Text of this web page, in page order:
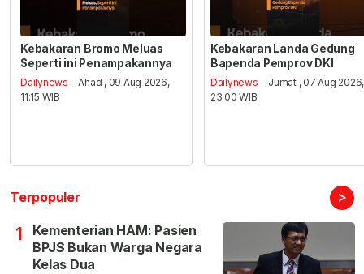
Kebakaran Bromo Meluas
Seperti ini Penampakannya
Dailynews - Ahad , 09 Aug 2026,
11:15 WIB
Kebakaran Landa Gedung
Bapenda Pemprov DKI
Dailynews - Jumat , 07 Aug 2026,
23:00 WIB
Terpopuler >
1
Kementerian HAM: Pasien
BPJS Bukan Warga Negara
Kelas Dua